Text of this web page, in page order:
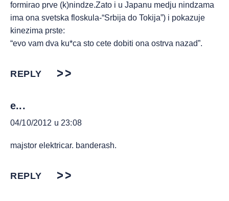
formirao prve (k)nindze.Zato i u Japanu medju nindzama
ima ona svetska floskula-“Srbija do Tokija”) i pokazuje
kinezima prste:
“evo vam dva ku*ca sto cete dobiti ona ostrva nazad”.
REPLY
e...
04/10/2012 u 23:08
majstor elektricar. banderash.
REPLY